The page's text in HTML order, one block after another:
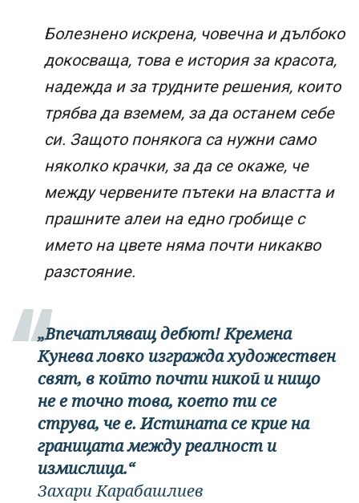
Болезнено искрена, човечна и дълбоко
докосваща, това е история за красота,
надежда и за трудните решения, които
трябва да вземем, за да останем себе
си. Защото понякога са нужни само
няколко крачки, за да се окаже, че
между червените пътеки на властта и
прашните алеи на едно гробище с
името на цвете няма почти никакво
разстояние.
„Впечатляващ дебют! Кремена
Кунева ловко изгражда художествен
свят, в който почти никой и нищо
не е точно това, което ти се
струва, че е. Истината се крие на
границата между реалност и
измислица.“
Захари Карабашлиев